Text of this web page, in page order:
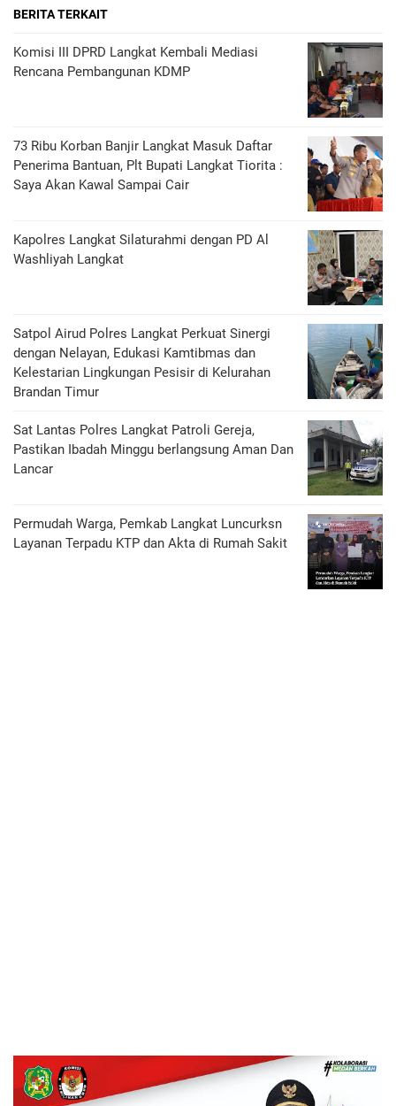
BERITA TERKAIT
Komisi III DPRD Langkat Kembali Mediasi
Rencana Pembangunan KDMP
73 Ribu Korban Banjir Langkat Masuk Daftar
Penerima Bantuan, Plt Bupati Langkat Tiorita :
Saya Akan Kawal Sampai Cair
Kapolres Langkat Silaturahmi dengan PD Al
Washliyah Langkat
Satpol Airud Polres Langkat Perkuat Sinergi
dengan Nelayan, Edukasi Kamtibmas dan
Kelestarian Lingkungan Pesisir di Kelurahan
Brandan Timur
Sat Lantas Polres Langkat Patroli Gereja,
Pastikan Ibadah Minggu berlangsung Aman Dan
Lancar
Permudah Warga, Pemkab Langkat Luncurksn
Layanan Terpadu KTP dan Akta di Rumah Sakit